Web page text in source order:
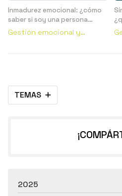
TEMAS
Inmadurez emocional: ¿cómo
saber si soy una persona
emocionalmente inmadura?
Gestión emocional y
2025